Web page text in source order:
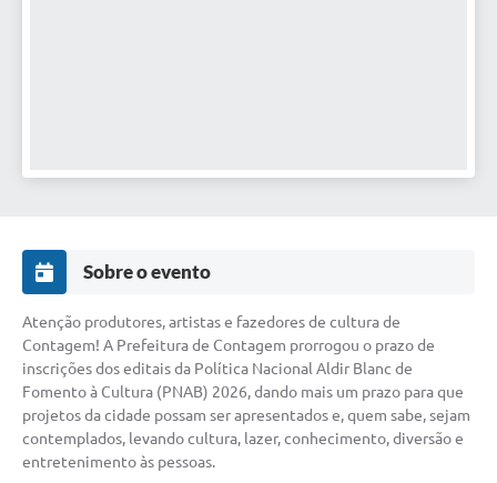
Sobre o evento
Atenção produtores, artistas e fazedores de cultura de
Contagem! A Prefeitura de Contagem prorrogou o prazo de
inscrições dos editais da Política Nacional Aldir Blanc de
Fomento à Cultura (PNAB) 2026, dando mais um prazo para que
projetos da cidade possam ser apresentados e, quem sabe, sejam
contemplados, levando cultura, lazer, conhecimento, diversão e
entretenimento às pessoas.